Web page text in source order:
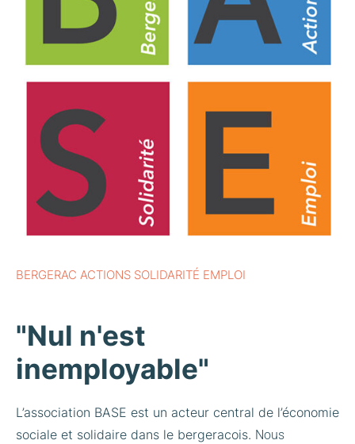
BERGERAC ACTIONS SOLIDARITÉ EMPLOI
"Nul n'est
inemployable"
L’association BASE est un acteur central de l’économie
sociale et solidaire dans le bergeracois. Nous